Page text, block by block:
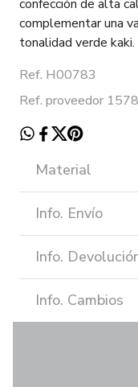
confección de alta
complementar una
tonalidad verde
Ref. H00783
Ref. proveedor
Material
Info. Envío
Info.
Info. Cambios